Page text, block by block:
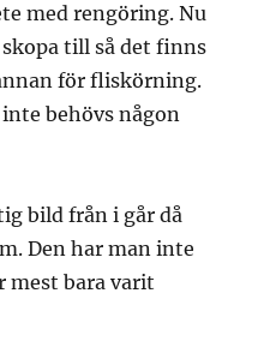
med rengöring. Nu
till så det finns
för fliskörning.
behövs någon
bild från i går då
Den har man inte
mest bara varit